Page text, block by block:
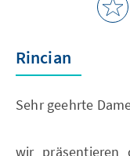
Rincian
Sehr geehrte
wir präsentieren